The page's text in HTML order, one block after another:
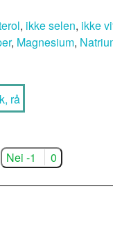
, ikke selen, ikke
, Magnesium,
rå
Nei -1 0